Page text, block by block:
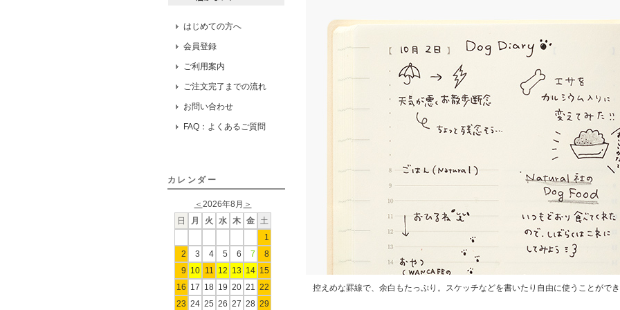
はじめての方へ
会員登録
ご利用案内
ご注文完了までの流れ
お問い合わせ
FAQ：よくあるご質問
カレンダー
＜ 2026年8月 ＞
日
月 火 水 木 金
土
1
2
3 4 5 6 7
8
9 10 11 12 13 14 15
16 17 18 19 20 21
22
23 24 25 26 27 28 29
控えめな罫線で、余白もたっぷり。スケッチなどを書いたり自由に使うことがで